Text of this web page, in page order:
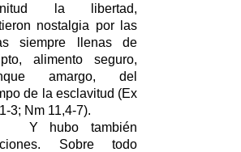
la libertad,
nostalgia por las
siempre llenas de
alimento seguro,
amargo, del
de la esclavitud (Ex
3; Nm 11,4-7).
hubo también
Sobre todo